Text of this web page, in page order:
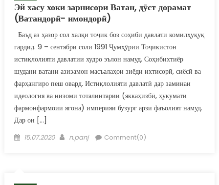
Эй хасу хоки зарнисори Ватан, дӯст дорамат
(Ватандорӣ- имондорӣ)
Баъд аз ҳазор сол халқи тоҷик боз соҳиби давлати комилҳуқуқ
гардид. 9 – сентябри соли 1991 Ҷумҳӯрии Тоҷикистон
истиқлолияти давлатии худро эълон намуд. Соҳибихтиёр
шудани ватани азизамон масъалаҳои зиёди ихтисорӣ, сиёсӣ ва
фарҳангиро пеш овард. Истиқлолияти давлатӣ дар заминаи
идеология ва низоми тоталинтарии (яккаҳизбӣ, ҳукумати
фармонфармоии ягона) империяи бузург арзи фаъолият намуд.
Дар он […]
Posted on
15.07.2020 Author
n.panj Comment(0)